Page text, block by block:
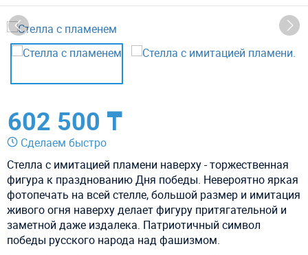
602 500 ₸
Сделаем быстро
Стелла с имитацией пламени наверху - торжественная
фигура к празднованию Дня победы. Невероятно яркая
фотопечать на всей стелле, большой размер и имитация
живого огня наверху делает фигуру притягательной и
заметной даже издалека. Патриотичный символ
победы русского народа надфашизмом.